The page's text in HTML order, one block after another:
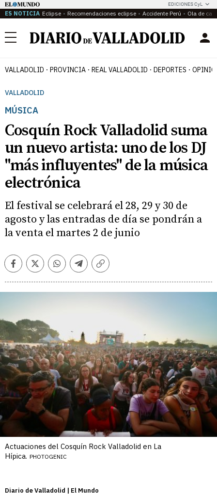
EDICIONES CyL
ES NOTICIA Eclipse Recomendaciones eclipse Accidente Perú Ola de
Menú
VALLADOLID PROVINCIA REAL VALLADOLID DEPORTES
VALLADOLID
MÚSICA
Cosquín Rock Valladolid suma
un nuevo artista: uno de los DJ
"más influyentes" de la música
electrónica
El festival se celebrará el 28, 29 y 30 de
agosto y las entradas de día se pondrán a
la venta el martes 2 de junio
FacebookTwitterWhatsappTelegramCopiar
Actuaciones del Cosquín Rock Valladolid en La
Hípica. PHOTOGENIC
Diario de Valladolid | El Mundo